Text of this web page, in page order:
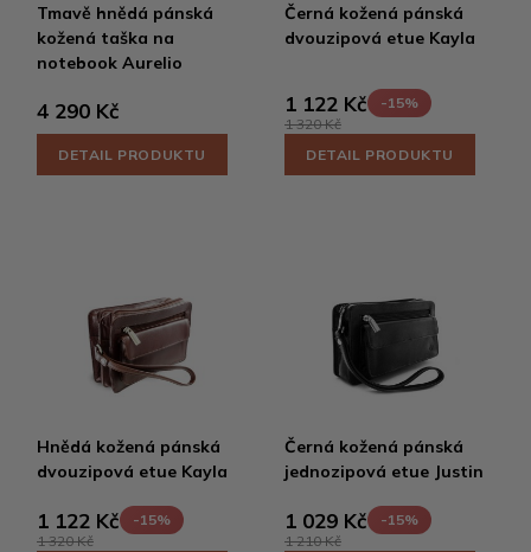
Tmavě hnědá pánská
kožená taška na
notebook Aurelio
4 290 Kč
DETAIL PRODUKTU
Černá kožená pánská
dvouzipová etue Kayla
1 122 Kč
-15%
1 320 Kč
DETAIL PRODUKTU
Hnědá kožená pánská
dvouzipová etue Kayla
1 122 Kč
-15%
1 320 Kč
Černá kožená pánská
jednozipová etue Justin
1 029 Kč
-15%
1 210 Kč